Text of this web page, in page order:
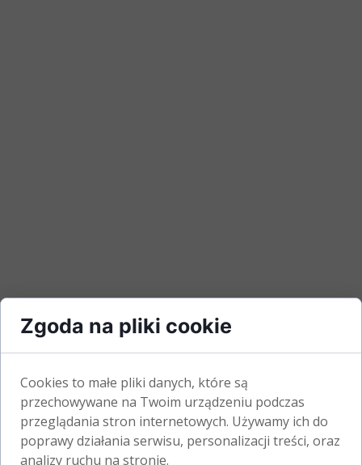
Zgoda na pliki cookie
Cookies to małe pliki danych, które są
przechowywane na Twoim urządzeniu podczas
przeglądania stron internetowych. Używamy ich do
poprawy działania serwisu, personalizacji treści, oraz
analizy ruchu na stronie.